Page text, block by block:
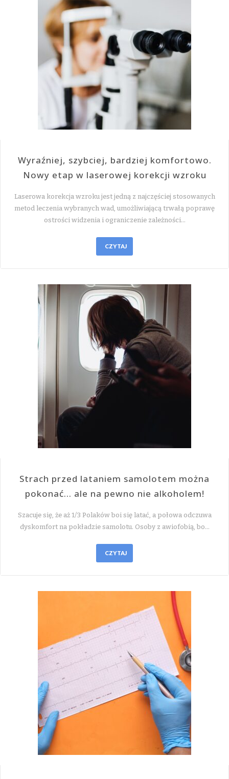
Wyraźniej, szybciej, bardziej komfortowo.
Nowy etap w laserowej korekcji wzroku
Laserowa korekcja wzroku jest jedną z najczęściej stosowanych
metod leczenia wybranych wad, umożliwiającą trwałą poprawę
ostrości widzenia i ograniczenie zależności…
CZYTAJ
Strach przed lataniem samolotem można
pokonać… ale na pewno nie alkoholem!
Szacuje się, że aż 1/3 Polaków boi się latać, a połowa odczuwa
dyskomfort na pokładzie samolotu. Osoby z awiofobią, bo…
CZYTAJ